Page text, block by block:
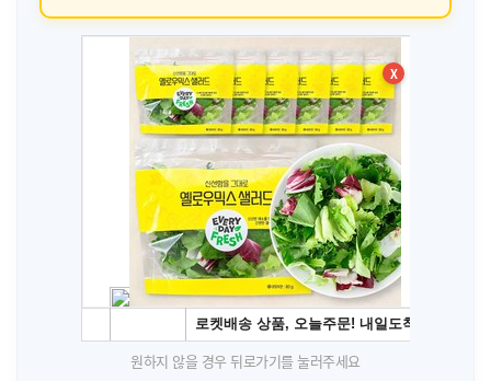
X
원하지 않을 경우 뒤로가기를 눌러주세요